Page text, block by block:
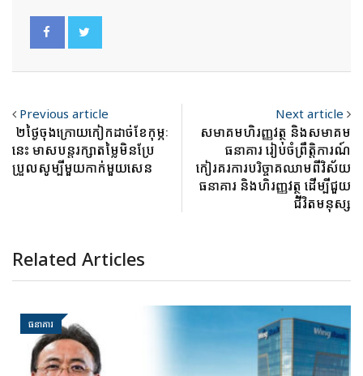
Previous article
២ថ្ងៃចុងក្រោយកៀកដាច់ខែកុម្ភៈ
នេះ មាសបន្តរក្សាតម្លៃមិនប្រែ
ប្រួលសូម្បីមួយកាក់មួយសេន
Next article
សមាគមហិរញ្ញវត្ថុ និងសមាគម
ធនាគារ រៀបចំព្រឹត្តិការណ៍
កៀរគរការបរិច្ចាគឈាមពីវិស័យ
ធនាគារ និងហិរញ្ញវត្ថុ ដើម្បីជួយ
ជីវិតមនុស្ស
Related Articles
ធនាគារ